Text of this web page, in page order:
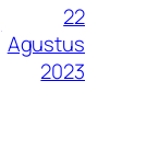
22
Agustus
2023